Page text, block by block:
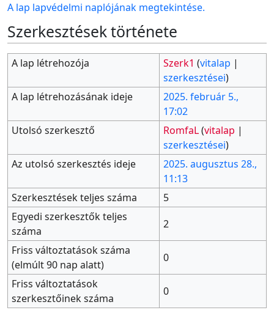
A lap lapvédelmi naplójának megtekintése.
Szerkesztések története
A lap létrehozója Szerk1 (vitalap |
szerkesztései)
A lap létrehozásának ideje
2025. február 5.,
17:02
Utolsó szerkesztő
RomfaL(vitalap |
szerkesztései)
Az utolsó szerkesztés ideje
2025. augusztus 28.,
11:13
Szerkesztések teljes száma
5
Egyedi szerkesztők teljes
száma
2
Friss változtatások száma
(elmúlt 90 nap alatt)
0
Friss változtatások
szerkesztőinek száma
0